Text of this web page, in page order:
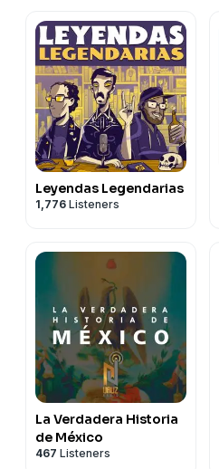
Leyendas Legendarias
1,776 Listeners
La Verdadera Historia
de México
467 Listeners